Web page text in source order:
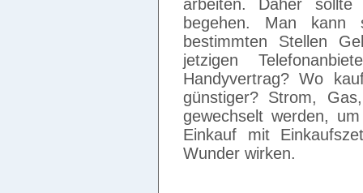
arbeiten. Daher
begehen. Man kann
bestimmten Stellen
jetzigen
Handyvertrag? Wo
günstiger? Strom,
gewechselt werden,
Einkauf mit
Wunder wirken.